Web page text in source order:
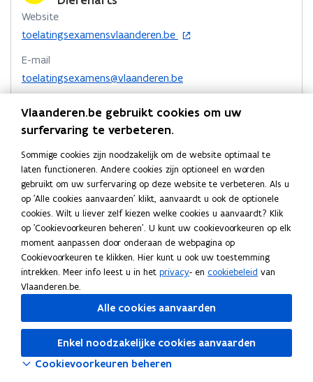
t
n
o
e
n
t
i
n
i
e
u
w
v
e
n
s
r
i
n
a
a
r
l
e
m
b
o
r
Website
toelatingsexamensvlaanderen.be
o
e
n
t
i
n
i
e
u
w
v
e
n
s
t
e
r
E-mail
toelatingsexamens@vlaanderen.be
Vanuit het buitenland draait u het nummer +32 2 553 17
00.
Adres
Agentschap voor Hoger Onderwijs,
Volwassenenonderwijs, Kwalificaties en Studietoelagen
Toelatingsexamen Arts, Tandarts en Dierenarts
Consciencegebouw
Koning Albert II laan 15, 1210 Sint-Joost-ten-Node
p
e
t
Meer details
Vlaanderen.be gebruikt cookies om uw
surfervaring te verbeteren.
Sommige cookies zijn noodzakelijk om de website optimaal te
laten functioneren. Andere cookies zijn optioneel en worden
gebruikt om uw surfervaring op deze website te verbeteren. Als u
op 'Alle cookies aanvaarden' klikt, aanvaardt u ook de optionele
cookies. Wilt u liever zelf kiezen welke cookies u aanvaardt? Klik
op 'Cookievoorkeuren beheren'. U kunt uw cookievoorkeuren op elk
moment aanpassen door onderaan de webpagina op
Cookievoorkeuren te klikken. Hier kunt u ook uw toestemming
intrekken. Meer info leest u in het privacy- en cookiebeleid van
Vlaanderen.be.
Alle cookies aanvaarden
Enkel noodzakelijke cookies aanvaarden
Cookievoorkeuren beheren